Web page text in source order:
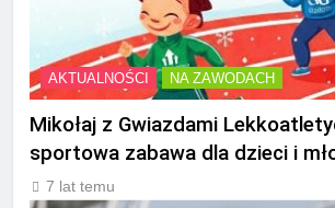
AKTUALNOŚCI NA ZAWODACH
Mikołaj z Gwiazdami
sportowa zabawa dla dzieci i
7 lat temu